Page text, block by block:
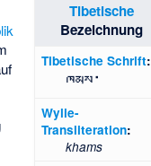
Tibetische
Bezeichnung
Tibetische Schrift:
ཁམས་
Wylie-
Transliteration:
khams